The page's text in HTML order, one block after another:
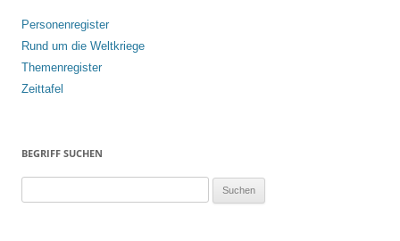
Personenregister
Rund um die Weltkriege
Themenregister
Zeittafel
BEGRIFF SUCHEN